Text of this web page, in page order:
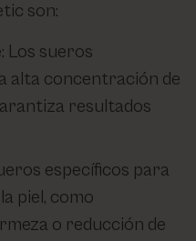
son:
: Los sueros
alta concentración de
resultados
específicos para
piel, como
o reducción de